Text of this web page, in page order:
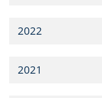
2022
2021